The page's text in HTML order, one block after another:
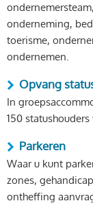
onderneming,
toerisme,
ondernemen.
Opvang
In
150
Parkeren
Waar u kunt
zones,
ontheffing